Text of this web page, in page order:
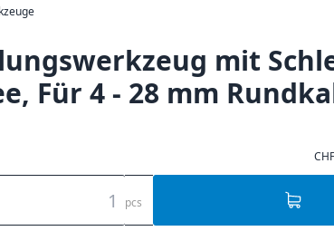
mit
Für 4 - 28 mm
pcs